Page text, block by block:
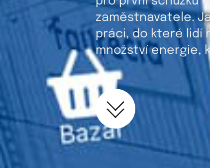
zaměstnavatele.
práci, do které lidí
množství energie,